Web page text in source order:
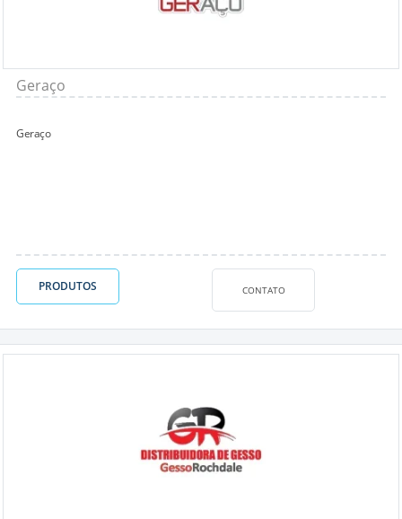
Geraço
Geraço
PRODUTOS CONTATO